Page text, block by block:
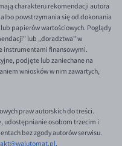
charakteru rekomendacji autora
powstrzymania się od dokonania
papierów wartościowych. Poglądy
lub „doradztwa" w
instrumentami finansowymi.
podjęte lub zaniechane na
wniosków w nim zawartych,
praw autorskich do treści.
udostępnianie osobom trzecim i
bez zgody autorów serwisu.
.